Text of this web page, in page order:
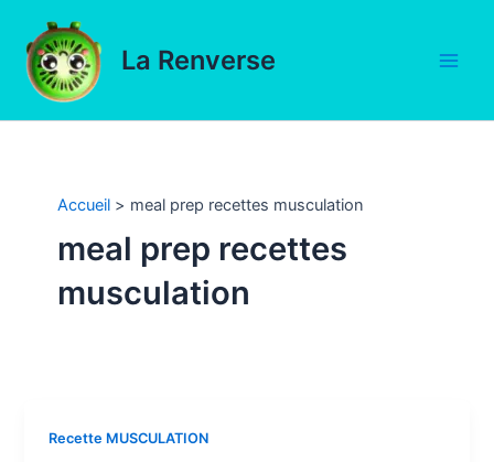
contenu
La Renverse
Accueil meal prep recettes musculation
meal prep recettes
musculation
Recette MUSCULATION